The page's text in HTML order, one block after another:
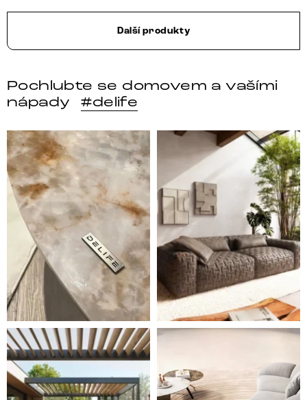
Další produkty
Pochlubte se domovem a vašími
nápady
#delife
DELIFE – Nábytek, který promění dům v domov. Domo
Místo, kam se budeš těšit
Styl, odolnost a společné chvíle pod širým nebem.
Ne každá pohovka je jen